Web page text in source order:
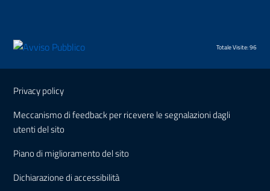
Totale Visite: 96
Sezione Link Utili
Privacy policy
Meccanismo di feedback per ricevere le segnalazioni dagli
utenti del sito
Piano di miglioramento del sito
Dichiarazione di accessibilità